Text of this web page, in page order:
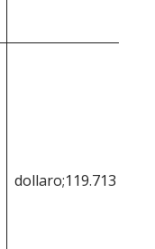
dollaro;119.713